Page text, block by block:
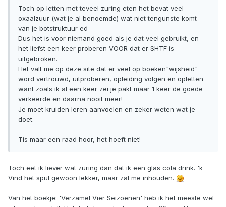
Toch op letten met teveel zuring eten het bevat veel
oxaalzuur (wat je al benoemde) wat niet tengunste komt
van je botstruktuur ed
Dus het is voor niemand goed als je dat veel gebruikt, en
het liefst een keer proberen VOOR dat er SHTF is
uitgebroken.
Het valt me op deze site dat er veel op boeken"wijsheid"
word vertrouwd, uitproberen, opleiding volgen en opletten
want zoals ik al een keer zei je pakt maar 1 keer de goede
verkeerde en daarna nooit meer!
Je moet kruiden leren aanvoelen en zeker weten wat je
doet.
Tis maar een raad hoor, het hoeft niet!
Toch eet ik liever wat zuring dan dat ik een glas cola drink. 'k
Vind het spul gewoon lekker, maar zal me inhouden.
Van het boekje: 'Verzamel Vier Seizoenen' heb ik het meeste wel